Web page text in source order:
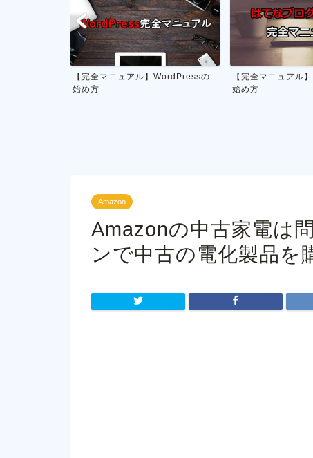
【完全マニュアル】WordPressの
始め方
【完全マニュアル
始め方
Amazon
Amazonの中古家電は
ンで中古の電化製品を